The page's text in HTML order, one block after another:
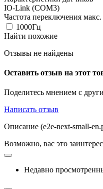
IO-Link (COM3)
Частота переключения макс.
1000Гц
Найти похожие
Отзывы не найдены
Оставить отзыв на этот
Поделитесь мнением с
Написать отзыв
Описание (e2e-next-small-
Возможно, вас это
Недавно